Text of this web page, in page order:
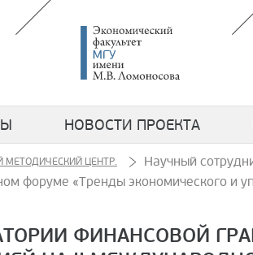
НОВОСТИ ПРОЕКТА
МЕТОДИЧЕСКИЙ ЦЕНТР.
Научный
форуме «Тренды экономического и
ФИНАНСОВОЙ